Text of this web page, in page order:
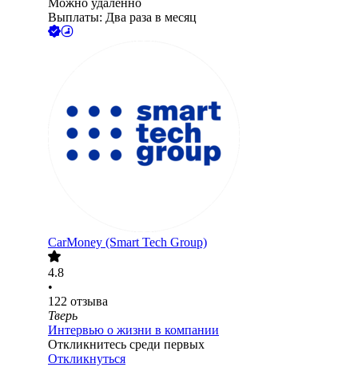
Можно удалённо
Выплаты: Два раза в месяц
CarMoney (Smart Tech Group)
4.8
•
122 отзыва
Тверь
Интервью о жизни в компании
Откликнитесь среди первых
Откликнуться